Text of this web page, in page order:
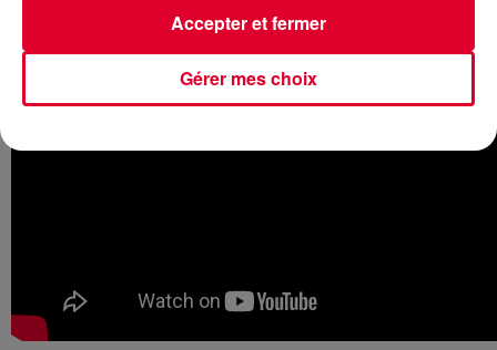
Gérer mes choix
Accepter et fermer